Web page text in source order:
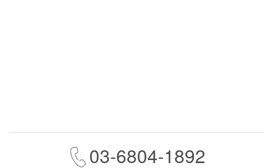
03-6804-1892